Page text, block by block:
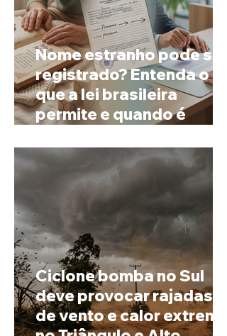
Nome estranho pode ser
registrado? Entenda o
que a lei brasileira
permite e quando é
prenome
Ciclone bomba no Sul
deve provocar rajadas
de vento e calor extremo